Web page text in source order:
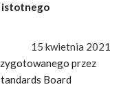
istotnego
15 kwietnia 2021
przez
Board